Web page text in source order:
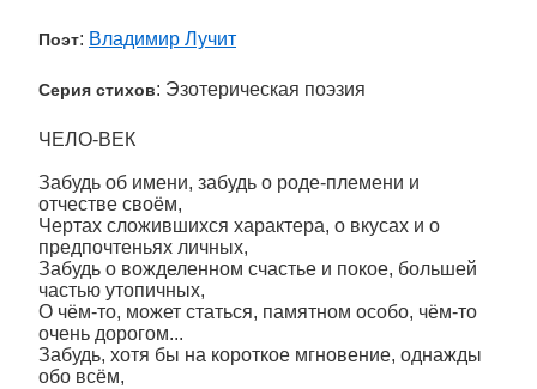
Поэт: Владимир Лучит
Серия стихов: Эзотерическая поэзия
ЧЕЛО-ВЕК
Забудь об имени, забудь о роде-племени и
отчестве своём,
Чертах сложившихся характера, о вкусах и о
предпочтеньях личных,
Забудь о вожделенном счастье и покое, большей
частью утопичных,
О чём-то, может статься, памятном особо, чём-то
очень дорогом...
Забудь, хотя бы на короткое мгновение, однажды
обо всём,